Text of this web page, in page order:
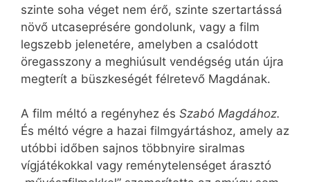
szinte soha véget nem érő, szinte szertartássá
növő utcaseprésére gondolunk, vagy a film
legszebb jelenetére, amelyben a csalódott
öregasszony a meghiúsult vendégség után újra
megterít a büszkeségét félretevő Magdának.
A film méltó a regényhez és Szabó Magdához.
És méltó végre a hazai filmgyártáshoz, amely az
utóbbi időben sajnos többnyire siralmas
vígjátékokkal vagy reménytelenséget árasztó